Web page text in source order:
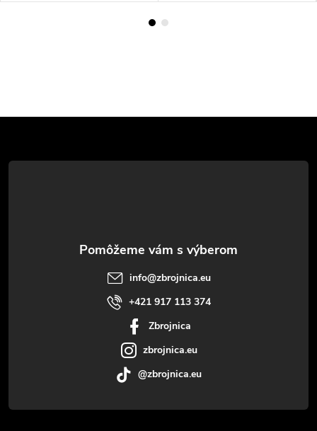
á
info@zbrojnica.eu
+421 917 113 374
Zbrojnica
zbrojnica.eu
@zbrojnica.eu